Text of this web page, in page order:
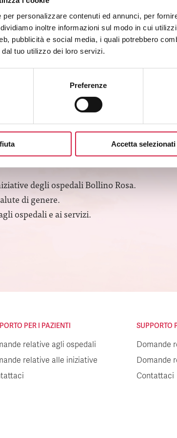
per personalizzare contenuti ed annunci, per
inoltre informazioni sul modo in cui
pubblicità e social media, i quali potrebbero
tuo utilizzo dei loro servizi.
Preferenze
Accetta selezionati
Monfalcone
Via Galvani, 1
degli ospedali Bollino Rosa.
di genere.
ospedali e ai servizi.
PER I PAZIENTI
relative agli ospedali
relative alle iniziative
SUPPORTO
Domande
Domande
Contattaci